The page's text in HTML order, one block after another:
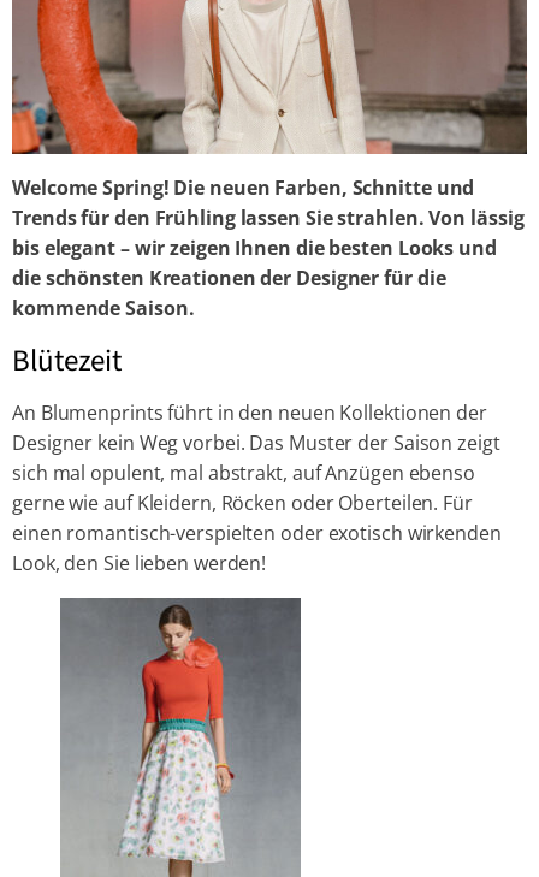
Welcome Spring! Die neuen Farben, Schnitte und
Trends für den Frühling lassen Sie strahlen. Von lässig
bis elegant – wir zeigen Ihnen die besten Looks und
die schönsten Kreationen der Designer für die
kommende Saison.
Blütezeit
An Blumenprints führt in den neuen Kollektionen der
Designer kein Weg vorbei. Das Muster der Saison zeigt
sich mal opulent, mal abstrakt, auf Anzügen ebenso
gerne wie auf Kleidern, Röcken oder Oberteilen. Für
einen romantisch-verspielten oder exotisch wirkenden
Look, den Sie lieben werden!